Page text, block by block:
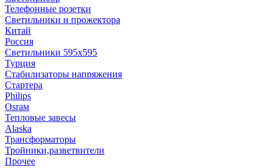
Телефонные розетки
Светильники и прожектора
Китай
Россия
Светильники 595х595
Турция
Стабилизаторы напряжения
Стартера
Philips
Оsrам
Тепловые завесы
Alaska
Трансформаторы
Тройники,разветвители
Прочее